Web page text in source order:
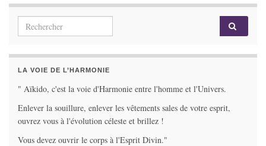
Search for:
LA VOIE DE L’HARMONIE
" Aïkido, c'est la voie d'Harmonie entre l'homme et l'Univers.
Enlever la souillure, enlever les vêtements sales de votre esprit,
ouvrez vous à l'évolution céleste et brillez !
Vous devez ouvrir le corps à l'Esprit Divin."